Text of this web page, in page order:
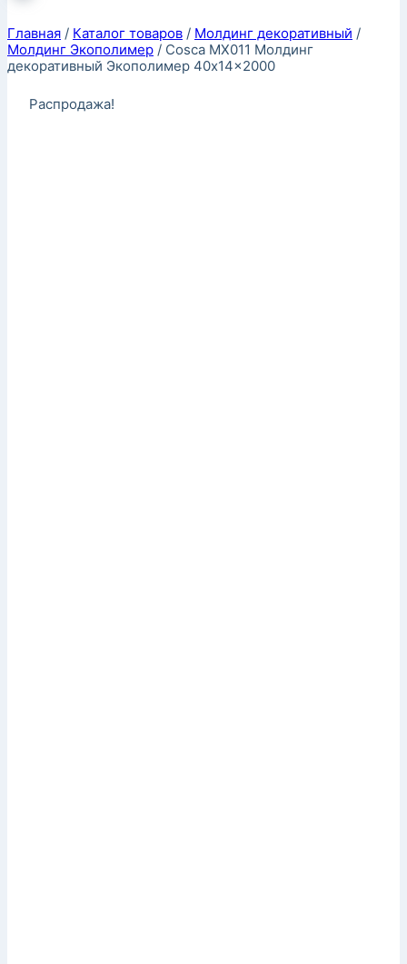
Главная / Каталог товаров / Молдинг декоративный /
Молдинг Экополимер / Cosca MX011 Молдинг
декоративный Экополимер 40x14x2000
Распродажа!